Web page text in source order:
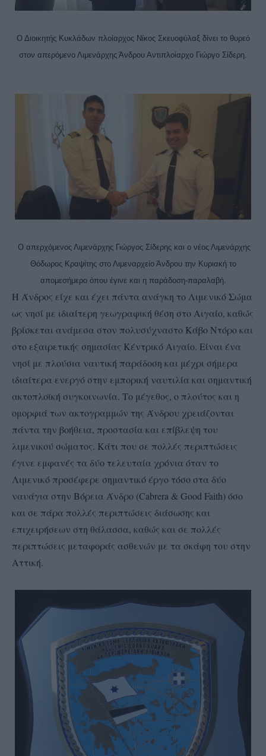
Ο Διοικητής Κυκλάδων πλοίαρχος Νίκος Σκευοφύλαξ δίνει το θυρεό
στον απερόμενο Λιμενάρχης Άνδρου Αντιπλοίαρχο Γιώργο Σίδερη.
Ο απερχόμενος Λιμενάρχης Γιώργος Σίδερης και ο νέος Λιμενάρχης
Θόδωρος Κραψίτης στο Λιμεναρχείο Άνδρου την Κυριακή το
απομεσήμερο όπου έγινε και η παράδοση-παραλαβή.
Η Άνδρος είχε και έχει πάντα ανάγκη το Λιμενικό Σώμα
ως νησί με ιδιαίτερη γεωγραφική θέση στο Αιγαίο, καθώς
βρίσκεται ανάμεσα στον πολυσύχναστο Κάβο Ντόρο και
στο εξαιρετικής σημασίας Κέντρικό Αιγαίο. Είναι ένα
νησί με πλούσια ναυτική παράδοση και μέχρι σήμερα
ιδιαίτερα ενεργό στην εμπορική ναυτιλία και σημαντική
ακτοπλοϊκή συγκοινωνία. Το μέγεθος, ο πλούτος και η
ομορφιά των ακτογραμμών της Άνδρου χρειάζονται
πάντα την βοήθεια, προστασία και επίβλεψη του
λιμενικού σώματος. Κάτι που σε πολλές περιπτώσεις
έγινε εμφανές τα δύο τελευταία χρόνια όταν το
Λιμενικό προσέφερε σημαντικό έργο τόσο στα δύο
ναυάγια στην Βόρεια Άνδρο (Cabrera & Good Faith) όσο
και σε πάρα πολλές περιπτώσεις διάσωσης και
επιχειρήσεων στη θάλασσα, καθώς και σε πολλές
περιπτώσεις μεταφοράς ασθενών με τα σκάφη του στην
Αττική.